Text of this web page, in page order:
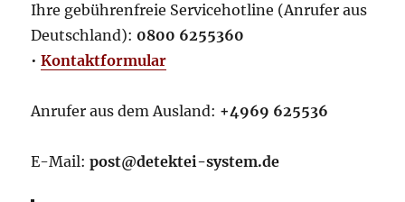
Ihre gebührenfreie Servicehotline (Anrufer aus
Deutschland): 0800 6255360
•Kontaktformular
Anrufer aus dem Ausland: +4969 625536
E-Mail:post@detektei-system.de